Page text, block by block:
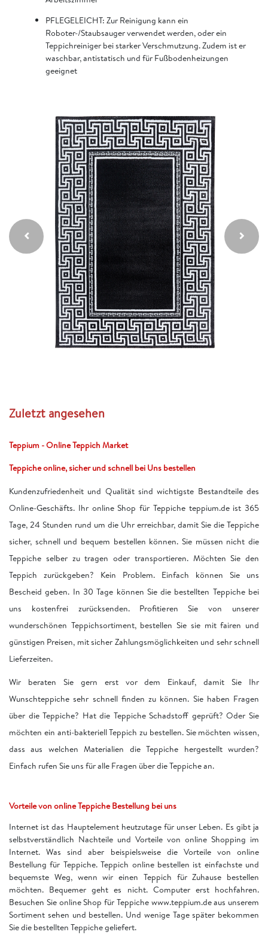
PFLEGELEICHT: Zur Reinigung kann ein
Roboter-/Staubsauger verwendet werden, oder ein
Teppichreiniger bei starker Verschmutzung. Zudem ist er
waschbar, antistatisch und für Fußbodenheizungen
geeignet
Zuletzt angesehen
Teppium - Online Teppich Market
Teppiche online, sicher und schnell bei Uns bestellen
Kundenzufriedenheit und Qualität sind wichtigste Bestandteile des
Online-Geschäfts. Ihr online Shop für Teppiche teppium.de ist 365
Tage, 24 Stunden rund um die Uhr erreichbar, damit Sie die Teppiche
sicher, schnell und bequem bestellen können. Sie müssen nicht die
Teppiche selber zu tragen oder transportieren. Möchten Sie den
Teppich zurückgeben? Kein Problem. Einfach können Sie uns
Bescheid geben. In 30 Tage können Sie die bestellten Teppiche bei
uns kostenfrei zurücksenden. Profitieren Sie von unserer
wunderschönen Teppichsortiment, bestellen Sie sie mit fairen und
günstigen Preisen, mit sicher Zahlungsmöglichkeiten und sehr schnell
Lieferzeiten.
Wir beraten Sie gern erst vor dem Einkauf, damit Sie Ihr
Wunschteppiche sehr schnell finden zu können. Sie haben Fragen
über die Teppiche? Hat die Teppiche Schadstoff geprüft? Oder Sie
möchten ein anti-bakteriell Teppich zu bestellen. Sie möchten wissen,
dass aus welchen Materialien die Teppiche hergestellt wurden?
Einfach rufen Sie uns für alle Fragen über die Teppiche an.
Vorteile von online Teppiche Bestellung bei uns
Internet ist das Hauptelement heutzutage für unser Leben. Es gibt ja
selbstverständlich Nachteile und Vorteile von online Shopping im
Internet. Was sind aber beispielsweise die Vorteile von online
Bestellung für Teppiche. Teppich online bestellen ist einfachste und
bequemste Weg, wenn wir einen Teppich für Zuhause bestellen
möchten. Bequemer geht es nicht. Computer erst hochfahren.
Besuchen Sie online Shop für Teppiche www.teppium.de aus unserem
Sortiment sehen und bestellen. Und wenige Tage später bekommen
Sie die bestellten Teppiche geliefert.